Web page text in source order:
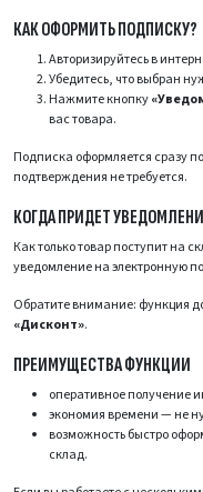
КАК ОФОРМИТЬ ПОДПИСКУ?
Авторизируйтесь в
Убедитесь, что выбран
Нажмите кнопку
вас товара.
Подписка оформляется сразу
подтверждения не требуется.
КОГДА ПРИДЕТ
Как только товар поступит на
уведомление на электронную
Обратите внимание: функция
«Дисконт».
ПРЕИМУЩЕСТВА ФУНКЦИИ
оперативное получение
экономия времени — не
возможность быстро
склад.